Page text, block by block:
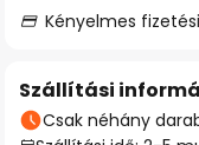
Kényelmes
Szállítási
Csak néhány